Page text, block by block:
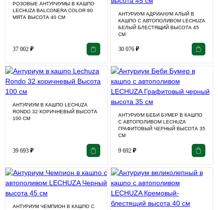
РОЗОВЫЕ АНТУРИУМЫ В КАШПО
LECHUZA BALCONERA COLOR 80
МЯТА ВЫСОТА 40 СМ
37 002 ₽
АНТУРИУМ АДРИАНУМ АЛЫЙ В
КАШПО С АВТОПОЛИВОМ LECHUZA
БЕЛЫЙ БЛЕСТЯЩИЙ ВЫСОТА 45
СМ
30 076 ₽
АНТУРИУМ В КАШПО LECHUZA
RONDO 32 КОРИЧНЕВЫЙ ВЫСОТА
100 СМ
39 693 ₽
АНТУРИУМ БЕБИ БУМЕР В КАШПО
С АВТОПОЛИВОМ LECHUZA
ГРАФИТОВЫЙ ЧЕРНЫЙ ВЫСОТА 35
СМ
9 692 ₽
АНТУРИУМ ЧЕМПИОН В КАШПО С